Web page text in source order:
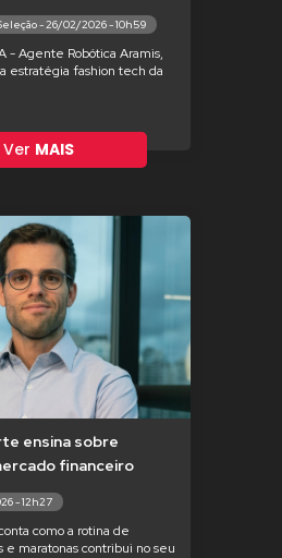
- 26/02/2026 - 10h59
- Agente Robótica Aramis,
estratégia fashion tech da
Ver MAIS
ensina sobre
financeiro
- 12h27
como a rotina de
e maratonas contribui no seu